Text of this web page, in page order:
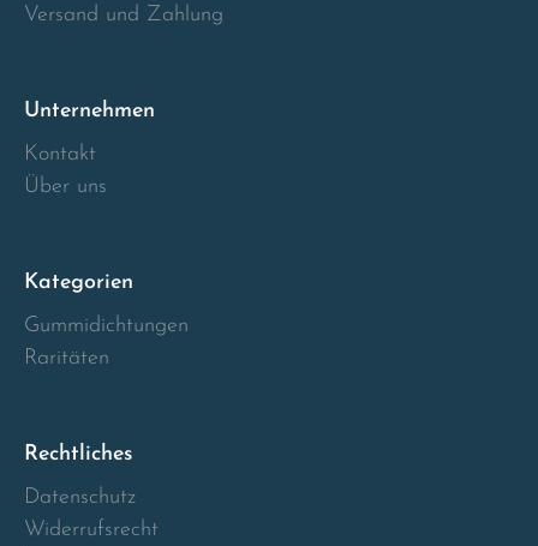
Versand und Zahlung
Unternehmen
Kontakt
Über uns
Kategorien
Gummidichtungen
Raritäten
Rechtliches
Datenschutz
Widerrufsrecht